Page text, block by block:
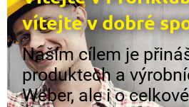
vítejte v dobré
Naším cílem je
produktech a
Weber, ale i o